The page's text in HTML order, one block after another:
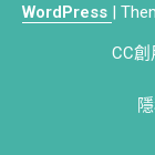
WordPress |
CC